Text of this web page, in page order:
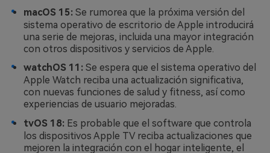
macOS 15: Se rumorea que la próxima versión del
sistema operativo de escritorio de Apple introducirá
una serie de mejoras, incluida una mayor integración
con otros dispositivos y servicios de Apple.
watchOS 11: Se espera que el sistema operativo del
Apple Watch reciba una actualización significativa,
con nuevas funciones de salud y fitness, así como
experiencias de usuario mejoradas.
tvOS 18: Es probable que el software que controla
los dispositivos Apple TV reciba actualizaciones que
mejoren la integración con el hogar inteligente, el